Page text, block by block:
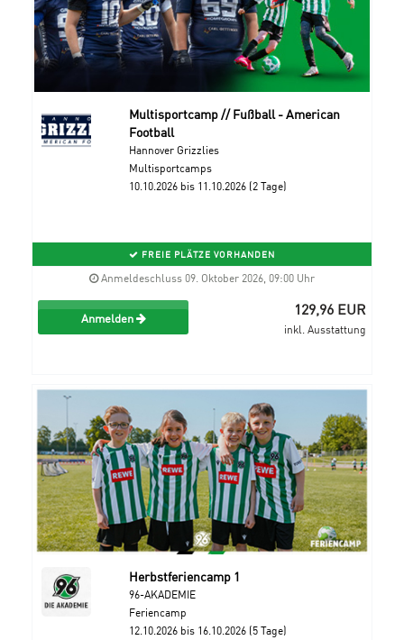
Multisportcamp // Fußball - American
Football
Hannover Grizzlies
Multisportcamps
10.10.2026 bis 11.10.2026 (2 Tage)
FREIE PLÄTZE VORHANDEN
Anmeldeschluss 09. Oktober 2026, 09:00 Uhr
Anmelden 129,96 EUR
inkl. Ausstattung
Herbstferiencamp 1
96-AKADEMIE
Feriencamp
12.10.2026 bis 16.10.2026 (5 Tage)